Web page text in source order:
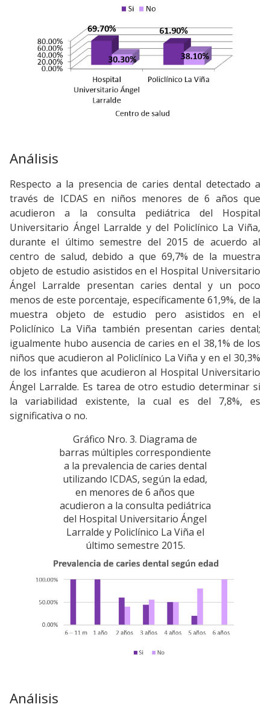
Análisis
Respecto a la presencia de caries dental detectado a
través de ICDAS en niños menores de 6 años que
acudieron a la consulta pediátrica del Hospital
Universitario Ángel Larralde y del Policlínico La Viña,
durante el último semestre del 2015 de acuerdo al
centro de salud, debido a que 69,7% de la muestra
objeto de estudio asistidos en el Hospital Universitario
Ángel Larralde presentan caries dental y un poco
menos de este porcentaje, específicamente 61,9%, de la
muestra objeto de estudio pero asistidos en el
Policlínico La Viña también presentan caries dental;
igualmente hubo ausencia de caries en el 38,1% de los
niños que acudieron al Policlínico La Viña y en el 30,3%
de los infantes que acudieron al Hospital Universitario
Ángel Larralde. Es tarea de otro estudio determinar si
la variabilidad existente, la cual es del 7,8%, es
significativa o no.
Gráfico Nro. 3. Diagrama de
barras múltiples correspondiente
a la prevalencia de caries dental
utilizando ICDAS, según la edad,
en menores de 6 años que
acudieron a la consulta pediátrica
del Hospital Universitario Ángel
Larralde y Policlínico La Viña el
último semestre 2015.
Análisis